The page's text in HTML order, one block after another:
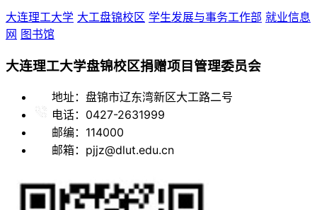
大连理工大学 大工盘锦校区 学生发展与事务工作部 就业信息
网 图书馆
大连理工大学盘锦校区捐赠项目管理委员会
地址：盘锦市辽东湾新区大工路二号
电话：0427-2631999
邮编：114000
邮箱：pjjz@dlut.edu.cn